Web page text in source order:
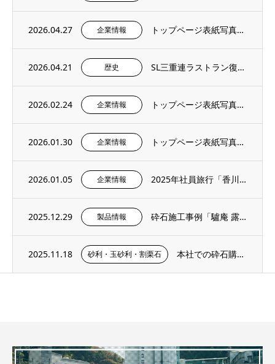
2026.04.27 企業情報 トップページ表紙写真のご紹介 – 社内報4月号より
2026.04.21 歴史 SL三重連ラストラン復刻＆記念撮影イベントにご招待いただきました。
2026.02.24 企業情報 トップページ表紙写真のご紹介 – 社内報2月号より
2026.01.30 企業情報 トップページ表紙写真のご紹介 – 社内報1月号より
2026.01.05 企業情報 2025年社員旅行「香川・愛媛へ」
2025.12.29 製品情報 砕石施工事例「驢庵 露地 東民子庭園（高梁市）」にS-13（粒度13～5mm）を採用い...
2025.11.18 砂利・玉砂利・割栗石 本社での砕石購入手順・サンプル購入ページのご紹介